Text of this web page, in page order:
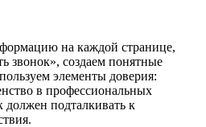
на каждой странице,
звонок», создаем понятные
элементы доверия:
в профессиональных
подталкивать к